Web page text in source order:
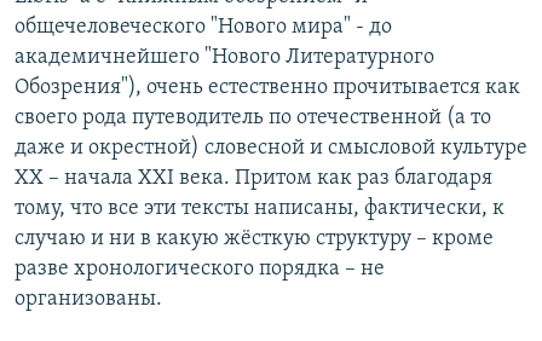
общечеловеческого "Нового мира" - до
академичнейшего "Нового Литературного
Обозрения"), очень естественно прочитывается как
своего рода путеводитель по отечественной (а то
даже и окрестной) словесной и смысловой культуре
ХХ – начала XXI века. Притом как раз благодаря
тому, что все эти тексты написаны, фактически, к
случаю и ни в какую жёсткую структуру – кроме
разве хронологического порядка – не
организованы.